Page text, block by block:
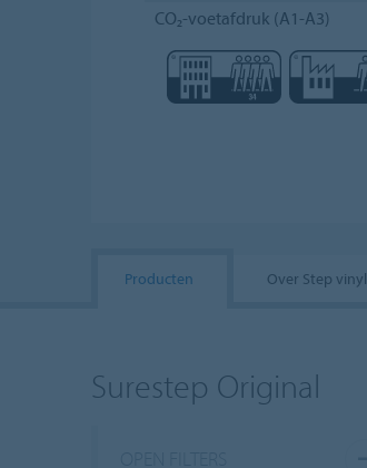
CO₂-voetafdruk (A1-A3)
Producten Over Step vinyl
Surestep Original